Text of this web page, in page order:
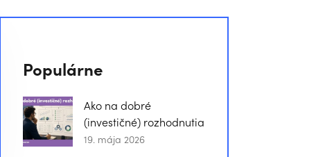
Populárne
Ako na dobré
(investičné) rozhodnutia
19. mája 2026